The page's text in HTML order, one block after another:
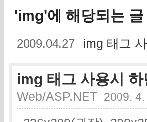
'img'에 해당되는 글
2009.04.27 img 태그
img 태그 사용시
Web/ASP.NET 2009.